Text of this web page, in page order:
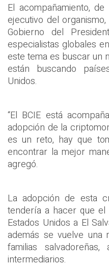
El acompañamiento,
ejecutivo del
Gobierno del
especialistas globales
este tema es buscar un
están buscando
Unidos.
“El BCIE está
adopción de la
es un reto, hay que
encontrar la mejor
agregó.
La adopción de esta
tendería a hacer que
Estados Unidos a El
además se vuelve una
familias
intermediarios.